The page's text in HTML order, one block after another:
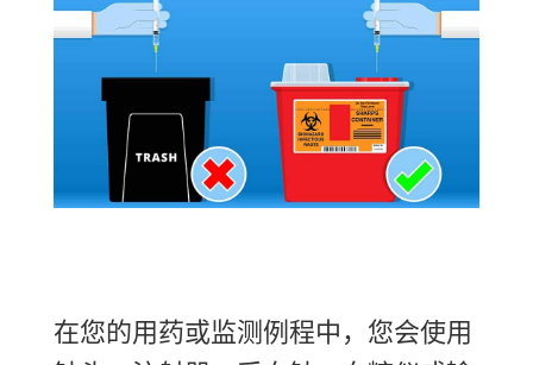
在您的用药或监测例程中，您会使用